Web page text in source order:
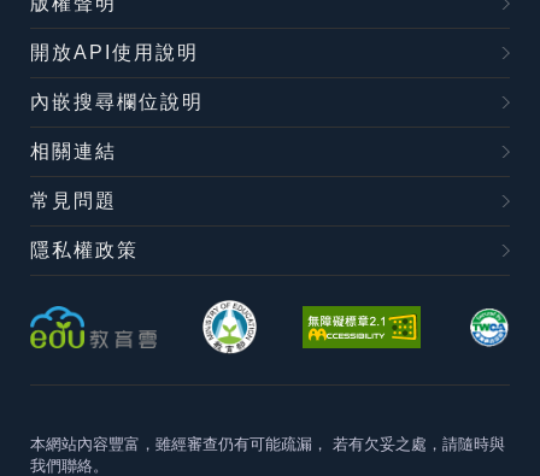
開放API使用說明
內嵌搜尋欄位說明
相關連結
常見問題
隱私權政策
本網站內容豐富，雖經審查仍有可能疏漏， 若有欠妥之處，請隨時與
我們聯絡。